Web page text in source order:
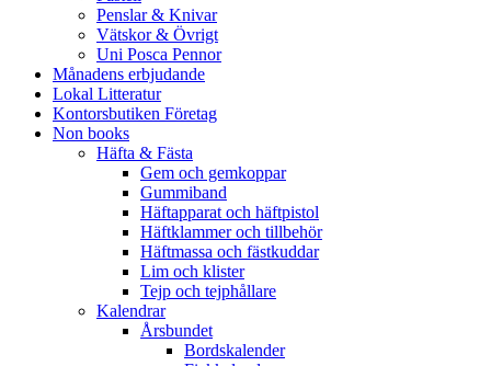
Penslar & Knivar
Vätskor & Övrigt
Uni Posca Pennor
Månadens erbjudande
Lokal Litteratur
Kontorsbutiken Företag
Non books
Häfta & Fästa
Gem och gemkoppar
Gummiband
Häftapparat och häftpistol
Häftklammer och tillbehör
Häftmassa och fästkuddar
Lim och klister
Tejp och tejphållare
Kalendrar
Årsbundet
Bordskalender